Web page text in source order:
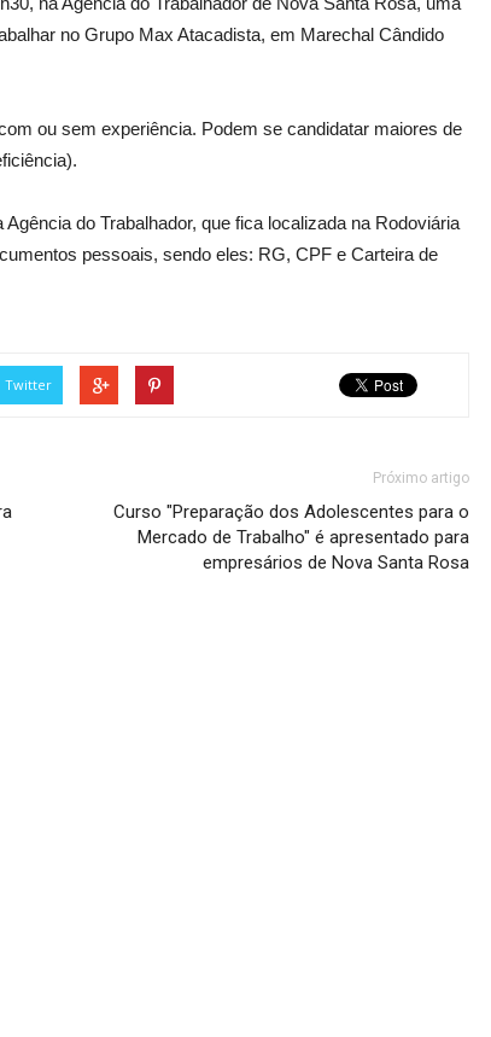
no Grupo Max Atacadista, em Marechal Cândido
ou sem experiência. Podem se candidatar maiores de
do Trabalhador, que fica localizada na Rodoviária
pessoais, sendo eles: RG, CPF e Carteira de
Twitter
Próximo artigo
Curso "Preparação dos Adolescentes para o
Mercado de Trabalho" é apresentado para
empresários de Nova Santa Rosa